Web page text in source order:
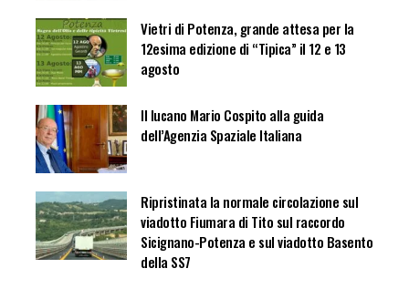
Vietri di Potenza, grande attesa per la
12esima edizione di “Tipica” il 12 e 13
agosto
Il lucano Mario Cospito alla guida
dell’Agenzia Spaziale Italiana
Ripristinata la normale circolazione sul
viadotto Fiumara di Tito sul raccordo
Sicignano-Potenza e sul viadotto Basento
della SS7